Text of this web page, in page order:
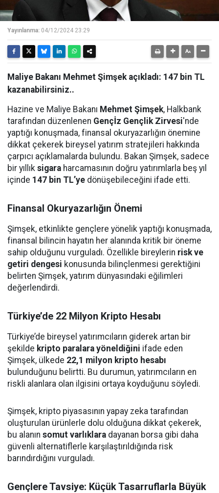
Yayınlanma: 04/12/2024 23:29
Maliye Bakanı Mehmet Şimşek açıkladı: 147 bin TL
kazanabilirsiniz..
Hazine ve Maliye Bakanı Mehmet Şimşek, Halkbank
tarafından düzenlenen Gençİz Gençlik Zirvesi'nde
yaptığı konuşmada, finansal okuryazarlığın önemine
dikkat çekerek bireysel yatırım stratejileri hakkında
çarpıcı açıklamalarda bulundu. Bakan Şimşek, sadece
bir yıllık sigara harcamasının doğru yatırımlarla beş yıl
içinde 147 bin TL’ye dönüşebileceğini ifade etti.
Finansal Okuryazarlığın Önemi
Şimşek, etkinlikte gençlere yönelik yaptığı konuşmada,
finansal bilincin hayatın her alanında kritik bir öneme
sahip olduğunu vurguladı. Özellikle bireylerin risk ve
getiri dengesi konusunda bilinçlenmesi gerektiğini
belirten Şimşek, yatırım dünyasındaki eğilimleri
değerlendirdi.
Türkiye’de 22 Milyon Kripto Hesabı
Türkiye’de bireysel yatırımcıların giderek artan bir
şekilde kripto paralara yöneldiğini ifade eden
Şimşek, ülkede 22,1 milyon kripto hesabı
bulunduğunu belirtti. Bu durumun, yatırımcıların en
riskli alanlara olan ilgisini ortaya koyduğunu söyledi.
Şimşek, kripto piyasasının yapay zeka tarafından
oluşturulan ürünlerle dolu olduğuna dikkat çekerek,
bu alanın somut varlıklara dayanan borsa gibi daha
güvenli alternatiflerle karşılaştırıldığında risk
barındırdığını vurguladı.
Gençlere Tavsiye: Küçük Tasarruflarla Büyük